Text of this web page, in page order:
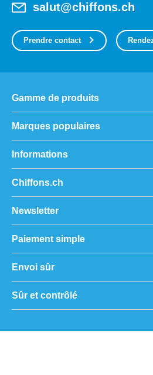
salut@chiffons.ch
Prendre contact
Gamme de produits
Marques populaires
Informations
Chiffons.ch
Newsletter
Paiement simple
Envoi sûr
Sûr et contrôlé